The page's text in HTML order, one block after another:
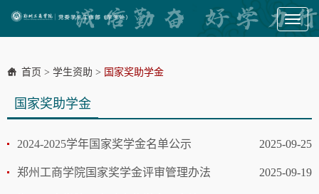
Toggle
首页 > 学生资助 > 国家奖助学金
国家奖助学金
2024-2025学年国家奖学金名单公示 2025-09-25
郑州工商学院国家奖学金评审管理办法 2025-09-19